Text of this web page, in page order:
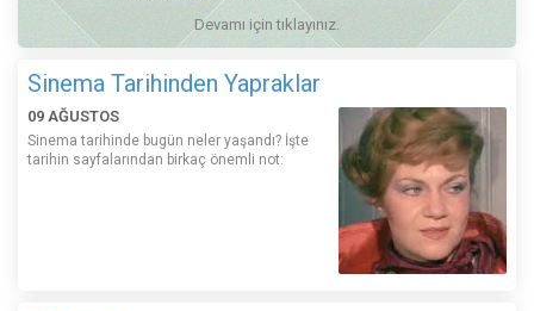
Devamı için tıklayınız.
Sinema Tarihinden Yapraklar
09 AĞUSTOS
Sinema tarihinde bugün neler yaşandı? İşte
tarihin sayfalarından birkaç önemli not: